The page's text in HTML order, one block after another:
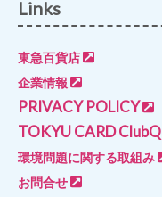
Links
東急百貨店
企業情報
PRIVACY POLICY
TOKYU CARD ClubQ
環境問題に関する取組み
お問合せ